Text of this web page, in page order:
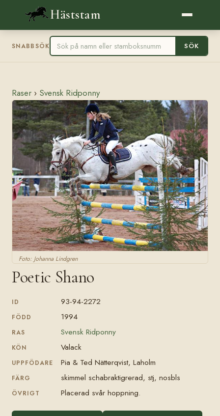
Häststam
SNABBSÖK SÖK
Raser › Svensk Ridponny
Foto: Johanna Lindgren
Poetic Shano
ID 93-94-2272
FÖDD 1994
RAS Svensk Ridponny
KÖN Valack
UPPFÖDARE Pia & Ted Nätterqvist, Laholm
FÄRG skimmel schabraktigrerad, stj, nosbls
ÖVRIGT Placerad svår hoppning.